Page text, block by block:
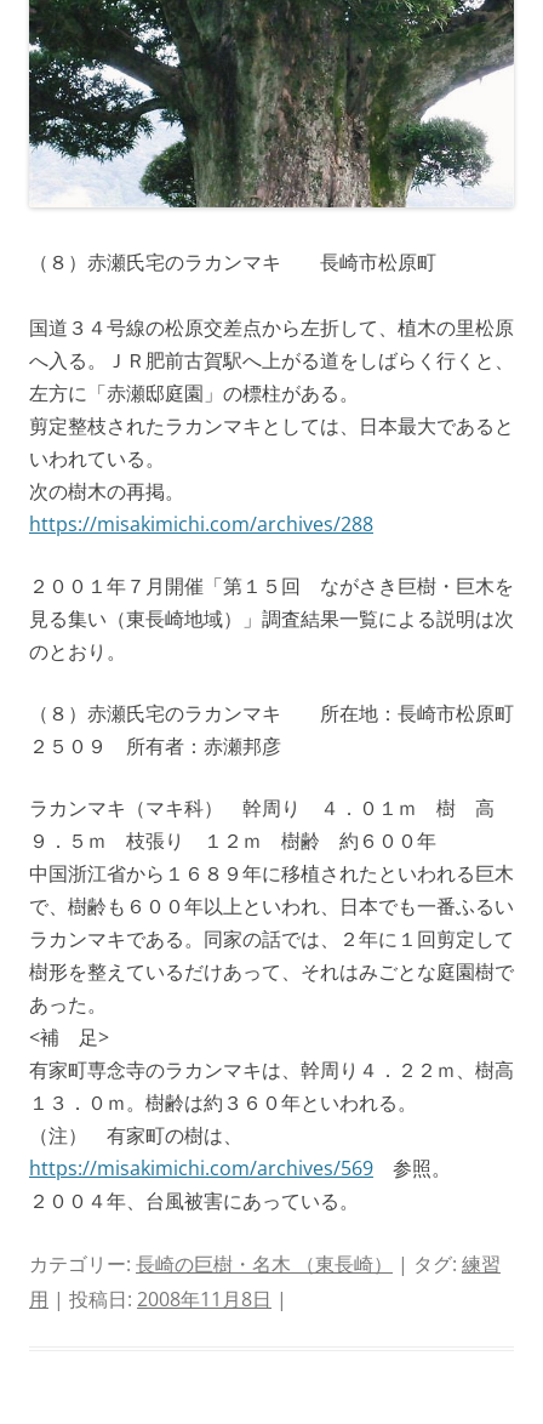
（８）赤瀬氏宅のラカンマキ 長崎市松原町
国道３４号線の松原交差点から左折して、植木の里松原
へ入る。ＪＲ肥前古賀駅へ上がる道をしばらく行くと、
左方に「赤瀬邸庭園」の標柱がある。
剪定整枝されたラカンマキとしては、日本最大であると
いわれている。
次の樹木の再掲。
https://misakimichi.com/archives/288
２００１年７月開催「第１５回 ながさき巨樹・巨木を
見る集い（東長崎地域）」調査結果一覧による説明は次
のとおり。
（８）赤瀬氏宅のラカンマキ 所在地：長崎市松原町
２５０９ 所有者：赤瀬邦彦
ラカンマキ（マキ科） 幹周り ４．０１ｍ 樹 高
９．５ｍ 枝張り １２ｍ 樹齢 約６００年
中国浙江省から１６８９年に移植されたといわれる巨木
で、樹齢も６００年以上といわれ、日本でも一番ふるい
ラカンマキである。同家の話では、２年に１回剪定して
樹形を整えているだけあって、それはみごとな庭園樹で
あった。
<補 足>
有家町専念寺のラカンマキは、幹周り４．２２ｍ、樹高
１３．０ｍ。樹齢は約３６０年といわれる。
（注） 有家町の樹は、
https://misakimichi.com/archives/569 参照。
２００４年、台風被害にあっている。
カテゴリー: 長崎の巨樹・名木 （東長崎） | タグ: 練習
用 | 投稿日: 2008年11月8日 |